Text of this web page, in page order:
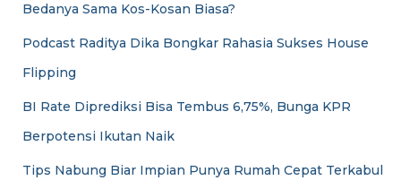
Bedanya Sama Kos-Kosan Biasa?
Podcast Raditya Dika Bongkar Rahasia Sukses House
Flipping
BI Rate Diprediksi Bisa Tembus 6,75%, Bunga KPR
Berpotensi Ikutan Naik
Tips Nabung Biar Impian Punya Rumah Cepat Terkabul